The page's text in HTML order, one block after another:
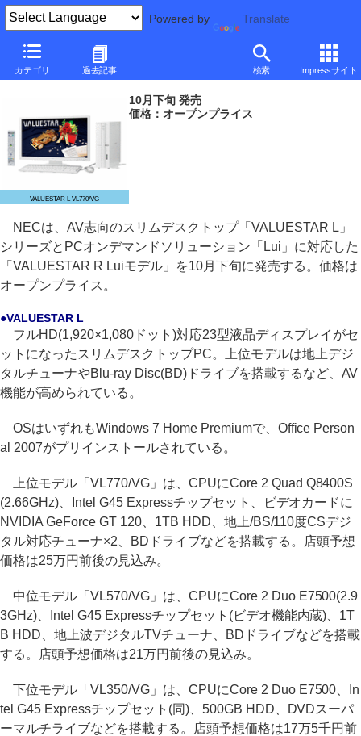
Powered by Translate
カテゴリ 過去記事 検索 Impressサイト
NEC、地デジ/BD対応のスリムデスクトップ
VALUESTAR L VL770/VG
10月下旬 発売
価格：オープンプライス
NECは、AV志向のスリムデスクトップ「VALUESTAR L」
シリーズとPCオンデマンドソリューション「Lui」に対応した
「VALUESTAR R Luiモデル」を10月下旬に発売する。価格は
オープンプライス。
●VALUESTAR L
フルHD(1,920×1,080ドット)対応23型液晶ディスプレイがセ
ットになったスリムデスクトップPC。上位モデルは地上デジ
タルチューナやBlu-ray Disc(BD)ドライブを搭載するなど、AV
機能が高められている。
OSはいずれもWindows 7 Home Premiumで、Office Person
al 2007がプリインストールされている。
上位モデル「VL770/VG」は、CPUにCore 2 Quad Q8400S
(2.66GHz)、Intel G45 Expressチップセット、ビデオカードに
NVIDIA GeForce GT 120、1TB HDD、地上/BS/110度CSデジ
タル対応チューナ×2、BDドライブなどを搭載する。店頭予想
価格は25万円前後の見込み。
中位モデル「VL570/VG」は、CPUにCore 2 Duo E7500(2.9
3GHz)、Intel G45 Expressチップセット(ビデオ機能内蔵)、1T
B HDD、地上波デジタルTVチューナ、BDドライブなどを搭載
する。店頭予想価格は21万円前後の見込み。
下位モデル「VL350/VG」は、CPUにCore 2 Duo E7500、In
tel G45 Expressチップセット(同)、500GB HDD、DVDスーパ
ーマルチライブなどを搭載する。店頭予想価格は17万5千円前